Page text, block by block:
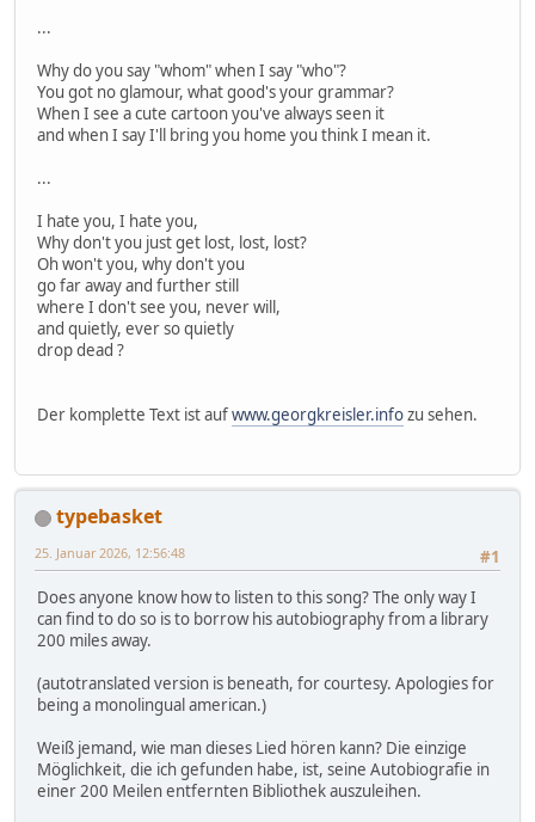
...
Why do you say "whom" when I say "who"?
You got no glamour, what good's your grammar?
When I see a cute cartoon you've always seen it
and when I say I'll bring you home you think I mean it.
...
I hate you, I hate you,
Why don't you just get lost, lost, lost?
Oh won't you, why don't you
go far away and further still
where I don't see you, never will,
and quietly, ever so quietly
drop dead ?
Der komplette Text ist aufwww.georgkreisler.infozu sehen.
typebasket
#1
25. Januar 2026, 12:56:48
Does anyone know how to listen to this song? The only way I
can find to do so is to borrow his autobiography from a library
200 miles away.
(autotranslated version is beneath, for courtesy. Apologies for
being a monolingual american.)
Weiß jemand, wie man dieses Lied hören kann? Die einzige
Möglichkeit, die ich gefunden habe, ist, seine Autobiografie in
einer 200 Meilen entfernten Bibliothek auszuleihen.